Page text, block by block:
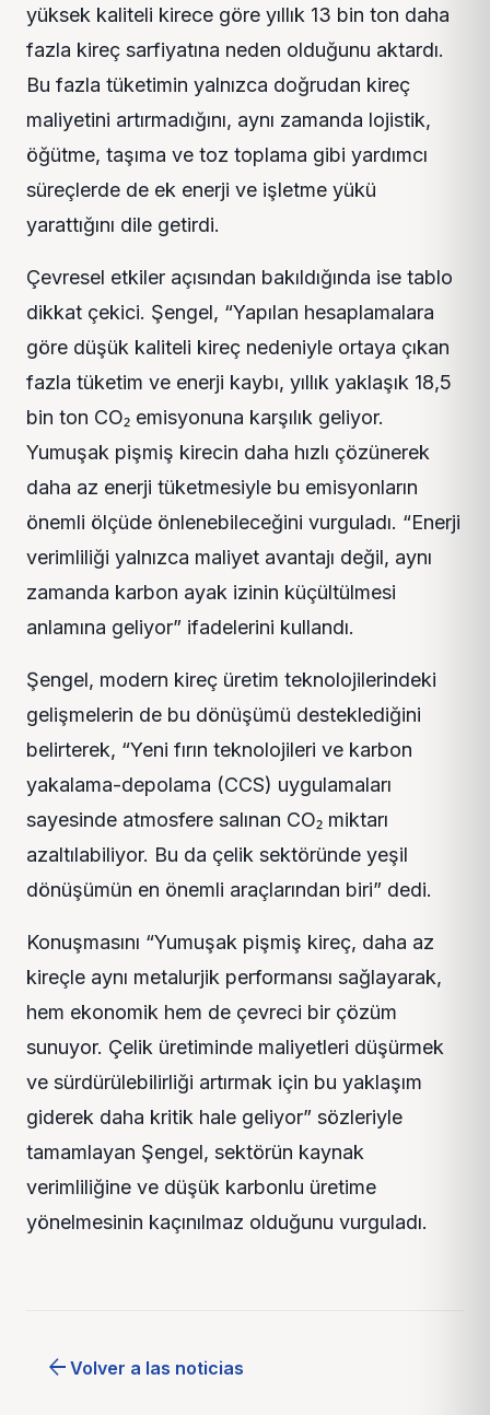
yüksek kaliteli kirece göre yıllık 13 bin ton daha
fazla kireç sarfiyatına neden olduğunu aktardı.
Bu fazla tüketimin yalnızca doğrudan kireç
maliyetini artırmadığını, aynı zamanda lojistik,
öğütme, taşıma ve toz toplama gibi yardımcı
süreçlerde de ek enerji ve işletme yükü
yarattığını dile getirdi.
Çevresel etkiler açısından bakıldığında ise tablo
dikkat çekici. Şengel, “Yapılan hesaplamalara
göre düşük kaliteli kireç nedeniyle ortaya çıkan
fazla tüketim ve enerji kaybı, yıllık yaklaşık 18,5
bin ton CO₂ emisyonuna karşılık geliyor.
Yumuşak pişmiş kirecin daha hızlı çözünerek
daha az enerji tüketmesiyle bu emisyonların
önemli ölçüde önlenebileceğini vurguladı. “Enerji
verimliliği yalnızca maliyet avantajı değil, aynı
zamanda karbon ayak izinin küçültülmesi
anlamına geliyor” ifadelerini kullandı.
Şengel, modern kireç üretim teknolojilerindeki
gelişmelerin de bu dönüşümü desteklediğini
belirterek, “Yeni fırın teknolojileri ve karbon
yakalama-depolama (CCS) uygulamaları
sayesinde atmosfere salınan CO₂ miktarı
azaltılabiliyor. Bu da çelik sektöründe yeşil
dönüşümün en önemli araçlarından biri” dedi.
Konuşmasını “Yumuşak pişmiş kireç, daha az
kireçle aynı metalurjik performansı sağlayarak,
hem ekonomik hem de çevreci bir çözüm
sunuyor. Çelik üretiminde maliyetleri düşürmek
ve sürdürülebilirliği artırmak için bu yaklaşım
giderek daha kritik hale geliyor” sözleriyle
tamamlayan Şengel, sektörün kaynak
verimliliğine ve düşük karbonlu üretime
yönelmesinin kaçınılmaz olduğunu vurguladı.
arrow_back Volver a las noticias